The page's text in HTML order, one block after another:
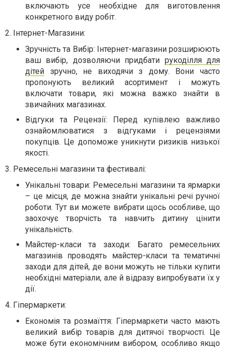
включають усе необхідне для виготовлення
конкретного виду робіт.
2. Інтернет-Магазини:
Зручність та Вибір: Інтернет-магазини розширюють
ваш вибір, дозволяючи придбати рукоділля для
дітей зручно, не виходячи з дому. Вони часто
пропонують великий асортимент і можуть
включати товари, які можна важко знайти в
звичайних магазинах.
Відгуки та Рецензії: Перед купівлею важливо
ознайомлюватися з відгуками і рецензіями
покупців. Це допоможе уникнути ризиків низької
якості.
3. Ремесельні магазини та фестивалі:
Унікальні товари: Ремесельні магазини та ярмарки
– це місця, де можна знайти унікальні речі ручної
роботи. Тут ви можете вибрати щось особливе, що
заохочує творчість та навчить дитину цінити
унікальність.
Майстер-класи та заходи: Багато ремесельних
магазинів проводять майстер-класи та тематичні
заходи для дітей, де вони можуть не тільки купити
необхідні матеріали, але й відразу випробувати їх у
дії.
4. Гіпермаркети:
Економія та розмаїття: Гіпермаркети часто мають
великий вибір товарів для дитячої творчості. Це
може бути економічним вибором, особливо якщо